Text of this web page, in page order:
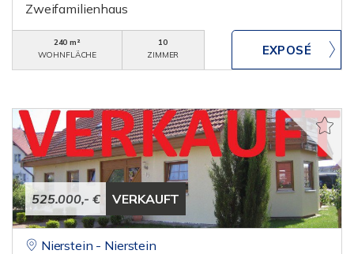
Zweifamilienhaus
240 m²
WOHNFLÄCHE
10
ZIMMER
525.000,- € VERKAUFT
Nierstein - Nierstein